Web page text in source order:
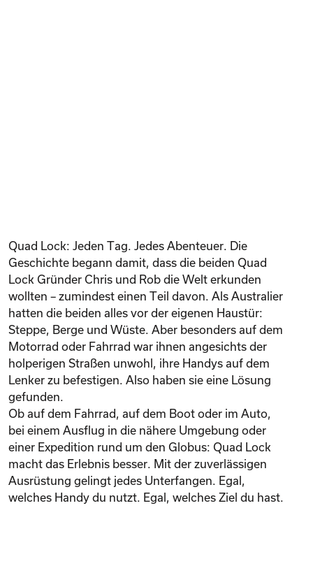
Quad Lock: Jeden Tag. Jedes Abenteuer. Die
Geschichte begann damit, dass die beiden Quad
Lock Gründer Chris und Rob die Welt erkunden
wollten – zumindest einen Teil davon. Als Australier
hatten die beiden alles vor der eigenen Haustür:
Steppe, Berge und Wüste. Aber besonders auf dem
Motorrad oder Fahrrad war ihnen angesichts der
holperigen Straßen unwohl, ihre Handys auf dem
Lenker zu befestigen. Also haben sie eine Lösung
gefunden.
Ob auf dem Fahrrad, auf dem Boot oder im Auto,
bei einem Ausflug in die nähere Umgebung oder
einer Expedition rund um den Globus: Quad Lock
macht das Erlebnis besser. Mit der zuverlässigen
Ausrüstung gelingt jedes Unterfangen. Egal,
welches Handy du nutzt. Egal, welches Ziel du hast.